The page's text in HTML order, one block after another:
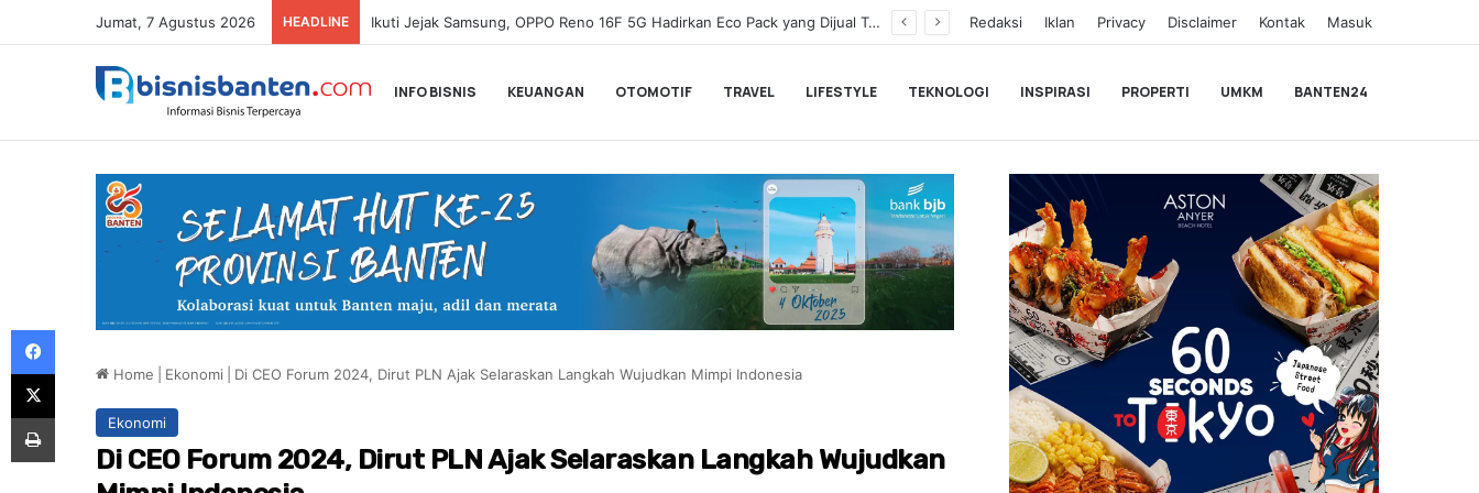
Jumat, 7 Agustus 2026 HEADLINE Wamenkeu Juda Agung Optimis Ekonomi Tumbuh Kuat dan Fiskal Tetap Terjaga di Tengah Ketidakpastian Global Redaksi Iklan Privacy Disclaimer Kontak Masuk
INFO BISNIS KEUANGAN OTOMOTIF TRAVEL LIFESTYLE TEKNOLOGI INSPIRASI PROPERTI UMKM BANTEN24
Home Ekonomi Di CEO Forum 2024, Dirut PLN Ajak Selaraskan Langkah Wujudkan Mimpi Indonesia
Ekonomi
Di CEO Forum 2024, Dirut PLN Ajak Selaraskan Langkah Wujudkan
Facebook